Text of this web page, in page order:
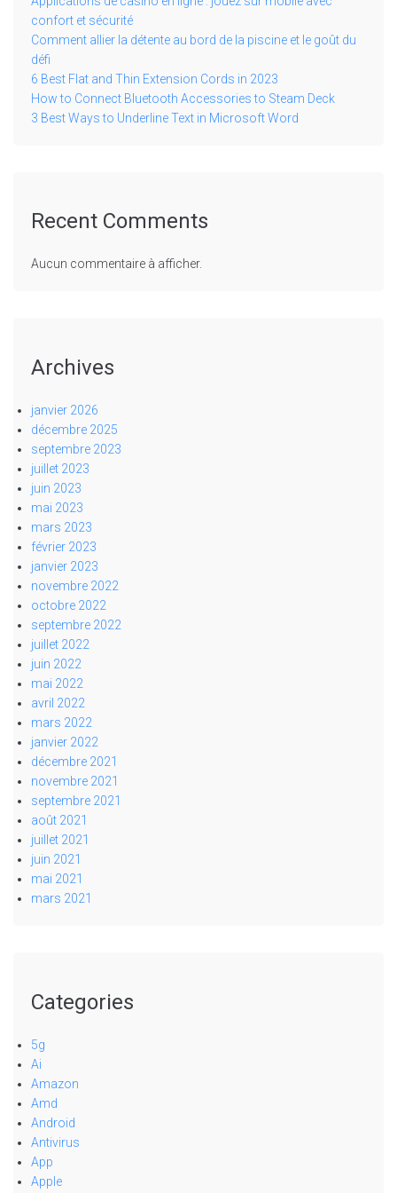
confort et sécurité
Comment allier la détente au bord de la piscine et le goût du
défi
6 Best Flat and Thin Extension Cords in 2023
How to Connect Bluetooth Accessories to Steam Deck
3 Best Ways to Underline Text in Microsoft Word
Recent Comments
Aucun commentaire à afficher.
Archives
janvier 2026
décembre 2025
septembre 2023
juillet 2023
juin 2023
mai 2023
mars 2023
février 2023
janvier 2023
novembre 2022
octobre 2022
septembre 2022
juillet 2022
juin 2022
mai 2022
avril 2022
mars 2022
janvier 2022
décembre 2021
novembre 2021
septembre 2021
août 2021
juillet 2021
juin 2021
mai 2021
mars 2021
Categories
5g
Ai
Amazon
Amd
Android
Antivirus
App
Apple